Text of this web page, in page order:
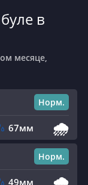
в
Норм.
67мм 🌧️
Норм.
49мм